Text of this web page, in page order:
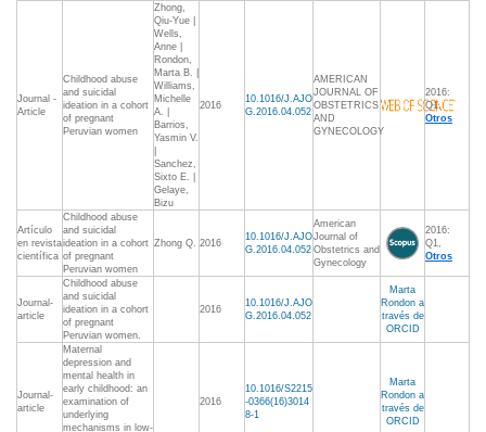
Journal -
Article
Childhood abuse
and suicidal
ideation in a cohort
of pregnant
Peruvian women
Zhong,
Qiu-Yue |
Wells,
Anne |
Rondon,
Marta B. |
Williams,
Michelle
A. |
Barrios,
Yasmin V.
Sanchez,
Sixto E. |
Gelaye,
Bizu
2016
10.1016/J.AJO
G.2016.04.052
AMERICAN
JOURNAL OF
OBSTETRICS
AND
GYNECOLOGY
2016:
Q1,
Otros
Artículo
en revista
científica
Childhood abuse
and suicidal
ideation in a cohort
of pregnant
Peruvian women
Zhong Q. 2016
10.1016/J.AJO
G.2016.04.052
American
Journal of
Obstetrics and
Gynecology
2016:
Q1,
Otros
Journal-
article
Childhood abuse
and suicidal
ideation in a cohort
of pregnant
Peruvian women.
2016
10.1016/J.AJO
G.2016.04.052
Marta
Rondon a
través de
ORCID
Journal-
article
Maternal
depression and
mental health in
early childhood: an
examination of
underlying
mechanisms in low-
2016
10.1016/S2215
-0366(16)3014
8-1
Marta
Rondon a
través de
ORCID